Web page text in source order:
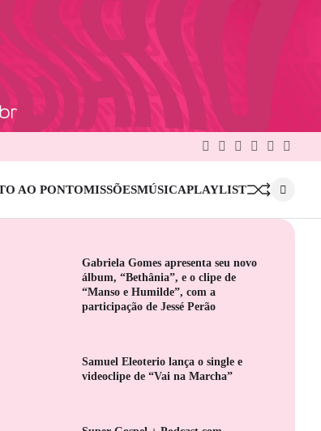
Facebook
Twitter
Google
Linkedin
Pinterest
AO PONTOMISSÕESMÚSICAPLAYLIST
Gabriela Gomes apresenta seu novo
álbum, “Bethânia”, e o clipe de
“Manso e Humilde”, com a
participação de Jessé Perão
Samuel Eleoterio lança o single e
videoclipe de “Vai na Marcha”